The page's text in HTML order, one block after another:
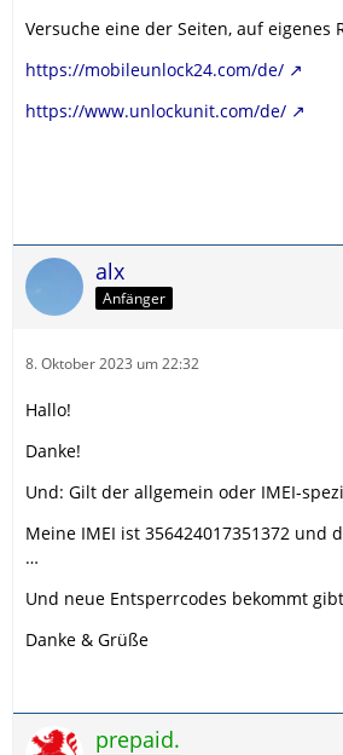
Versuche eine der Seiten, auf eigenes
https://mobileunlock24.com/de/
https://www.unlockunit.com/de/
alx
Anfänger
8. Oktober 2023 um 22:32
Hallo!
Danke!
Und: Gilt der allgemein oder IMEI-
Meine IMEI ist 356424017351372 und
…
Und neue Entsperrcodes bekommt
Danke & Grüße
prepaid.